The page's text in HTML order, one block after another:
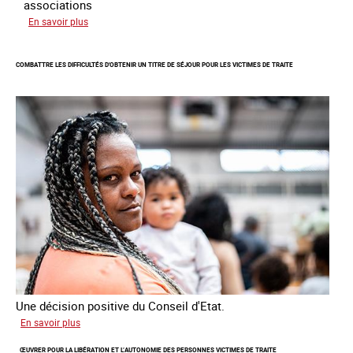
associations
En savoir plus
l'enquête
sur
les
victimes
de
traite
COMBATTRE LES DIFFICULTÉS D'OBTENIR UN TITRE DE SÉJOUR POUR LES VICTIMES DE TRAITE
Une décision positive du Conseil d'Etat.
En savoir plus
ŒUVRER POUR LA LIBÉRATION ET L’AUTONOMIE DES PERSONNES VICTIMES DE TRAITE